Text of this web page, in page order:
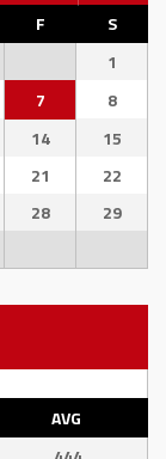
F
S
1
7
8
14
15
21
22
28
29
AVG